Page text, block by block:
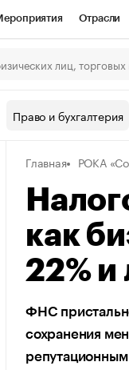
Отрасли
Спецпроекты
наличной валюты
Право и бухгалтерия
Главная РОКА
как
22%
ФНС
сохранения